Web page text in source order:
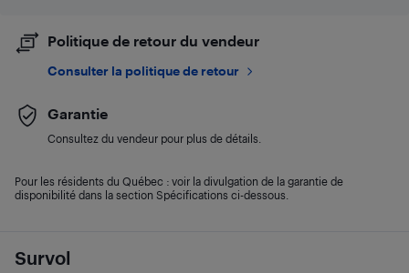
Survol
Politique de retour du vendeur
Consulter la politique de retour
Garantie
Consultez du vendeur pour plus de détails.
Pour les résidents du Québec : voir la divulgation de la garantie de
disponibilité dans la section Spécifications ci-dessous.